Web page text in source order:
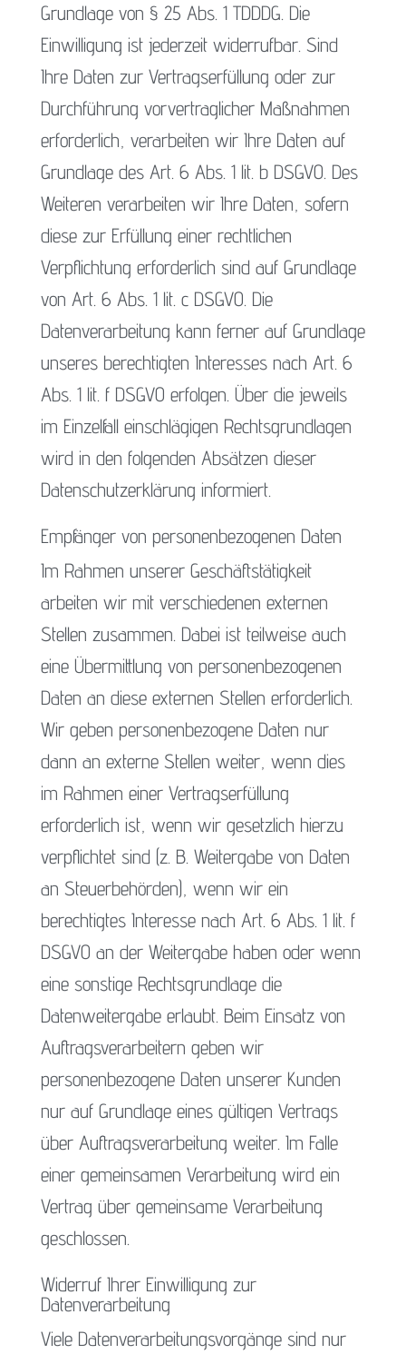
Grundlage von § 25 Abs. 1 TDDDG. Die
Einwilligung ist jederzeit widerrufbar. Sind
Ihre Daten zur Vertragserfüllung oder zur
Durchführung vorvertraglicher Maßnahmen
erforderlich, verarbeiten wir Ihre Daten auf
Grundlage des Art. 6 Abs. 1 lit. b DSGVO. Des
Weiteren verarbeiten wir Ihre Daten, sofern
diese zur Erfüllung einer rechtlichen
Verpflichtung erforderlich sind auf Grundlage
von Art. 6 Abs. 1 lit. c DSGVO. Die
Datenverarbeitung kann ferner auf Grundlage
unseres berechtigten Interesses nach Art. 6
Abs. 1 lit. f DSGVO erfolgen. Über die jeweils
im Einzelfall einschlägigen Rechtsgrundlagen
wird in den folgenden Absätzen dieser
Datenschutzerklärung informiert.
Empfänger von personenbezogenen Daten
Im Rahmen unserer Geschäftstätigkeit
arbeiten wir mit verschiedenen externen
Stellen zusammen. Dabei ist teilweise auch
eine Übermittlung von personenbezogenen
Daten an diese externen Stellen erforderlich.
Wir geben personenbezogene Daten nur
dann an externe Stellen weiter, wenn dies
im Rahmen einer Vertragserfüllung
erforderlich ist, wenn wir gesetzlich hierzu
verpflichtet sind (z. B. Weitergabe von Daten
an Steuerbehörden), wenn wir ein
berechtigtes Interesse nach Art. 6 Abs. 1 lit. f
DSGVO an der Weitergabe haben oder wenn
eine sonstige Rechtsgrundlage die
Datenweitergabe erlaubt. Beim Einsatz von
Auftragsverarbeitern geben wir
personenbezogene Daten unserer Kunden
nur auf Grundlage eines gültigen Vertrags
über Auftragsverarbeitung weiter. Im Falle
einer gemeinsamen Verarbeitung wird ein
Vertrag über gemeinsame Verarbeitung
geschlossen.
Widerruf Ihrer Einwilligung zur
Datenverarbeitung
Viele Datenverarbeitungsvorgänge sind nur